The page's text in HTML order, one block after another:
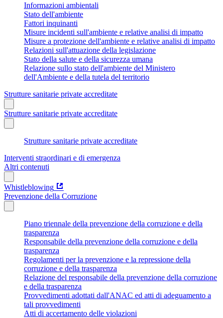
Informazioni ambientali
Stato dell'ambiente
Fattori inquinanti
Misure incidenti sull'ambiente e relative analisi di impatto
Misure a protezione dell'ambiente e relative analisi di impatto
Relazioni sull'attuazione della legislazione
Stato della salute e della sicurezza umana
Relazione sullo stato dell'ambiente del Ministero
dell'Ambiente e della tutela del territorio
Strutture sanitarie private accreditate
Strutture sanitarie private accreditate
Strutture sanitarie private accreditate
Interventi straordinari e di emergenza
Altri contenuti
Whistleblowing
Prevenzione della Corruzione
Piano triennale della prevenzione della corruzione e della
trasparenza
Responsabile della prevenzione della corruzione e della
trasparenza
Regolamenti per la prevenzione e la repressione della
corruzione e della trasparenza
Relazione del responsabile della prevenzione della corruzione
e della trasparenza
Provvedimenti adottati dall'ANAC ed atti di adeguamento a
tali provvedimenti
Atti di accertamento delle violazioni